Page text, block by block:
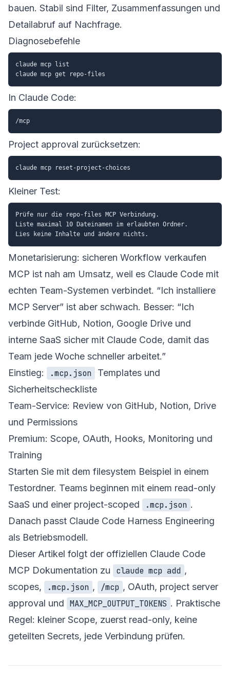
bauen. Stabil sind Filter, Zusammenfassungen und
Detailabruf auf Nachfrage.
Diagnosebefehle
claude mcp list
In Claude Code:
Project approval zurücksetzen:
Kleiner Test:
Prüfe nur die repo-files MCP Verbindung.
Liste maximal 10 Dateinamen im erlaubten Ordner.
Monetarisierung: sicheren Workflow verkaufen
MCP ist nah am Umsatz, weil es Claude Code mit
echten Team-Systemen verbindet. “Ich installiere
MCP Server” ist aber schwach. Besser: “Ich
verbinde GitHub, Notion, Google Drive und
interne SaaS sicher mit Claude Code, damit das
Team jede Woche schneller arbeitet.”
Einstieg:
.mcp.json
Templates und
Sicherheitscheckliste
Team-Service: Review von GitHub, Notion, Drive
und Permissions
Premium: Scope, OAuth, Hooks, Monitoring und
Training
Starten Sie mit dem filesystem Beispiel in einem
Testordner. Teams beginnen mit einem read-only
SaaS und einer project-scoped
.mcp.json .
Danach passt Claude Code Harness Engineering
als Betriebsmodell.
Dieser Artikel folgt der offiziellen Claude Code
MCP Dokumentation zu
claude mcp add ,
scopes,
.mcp.json , /mcp , OAuth, project server
approval und MAX_MCP_OUTPUT_TOKENS . Praktische
Regel: kleiner Scope, zuerst read-only, keine
geteilten Secrets, jede Verbindung prüfen.